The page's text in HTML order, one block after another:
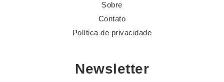
Sobre
Contato
Política de privacidade
Newsletter